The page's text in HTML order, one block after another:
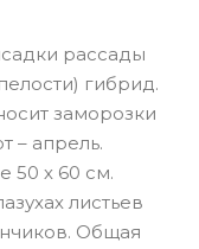
рассады
гибрид.
заморозки
– апрель.
50 х 60 см.
листьев
Общая